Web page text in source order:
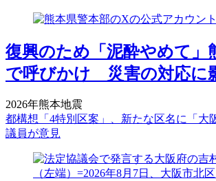
復興のため「泥酔やめて」
で呼びかけ 災害の対応に
2026年熊本地震
都構想「4特別区案」、新たな区名に「
議員が意見